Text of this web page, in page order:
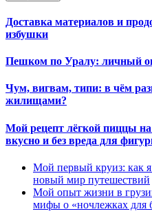
Доставка материалов и
избушки
Пешком по Уралу: личный
Чум, вигвам, типи: в чём
жилищами?
Мой рецепт лёгкой пиццы
вкусно и без вреда для
Мой первый круиз: как
новый мир путешествий
Мой опыт жизни в
мифы о «ночлежках для